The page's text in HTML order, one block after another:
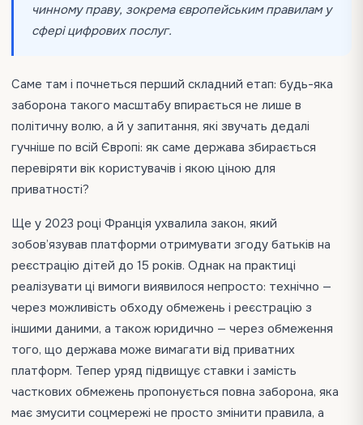
чинному праву, зокрема європейським правилам у
сфері цифрових послуг.
Саме там і почнеться перший складний етап: будь-яка
заборона такого масштабу впирається не лише в
політичну волю, а й у запитання, які звучать дедалі
гучніше по всій Європі: як саме держава збирається
перевіряти вік користувачів і якою ціною для
приватності?
Ще у 2023 році Франція ухвалила закон, який
зобов’язував платформи отримувати згоду батьків на
реєстрацію дітей до 15 років. Однак на практиці
реалізувати ці вимоги виявилося непросто: технічно —
через можливість обходу обмежень і реєстрацію з
іншими даними, а також юридично — через обмеження
того, що держава може вимагати від приватних
платформ. Тепер уряд підвищує ставки і замість
часткових обмежень пропонується повна заборона, яка
має змусити соцмережі не просто змінити правила, а